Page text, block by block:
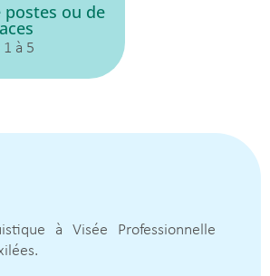
ou de
1 à 5
à Visée Professionnelle